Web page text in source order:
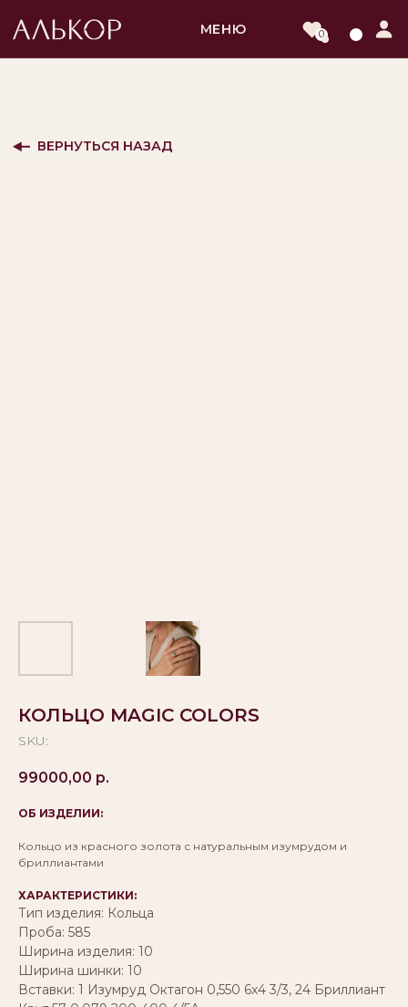
0
КОЛЬЦО MAGIC COLORS
SKU:
99000,00 р.
ОБ ИЗДЕЛИИ:
Кольцо из красного золота с натуральным изумрудом и
бриллиантами
ХАРАКТЕРИСТИКИ:
Тип изделия: Кольца
Проба: 585
Ширина изделия: 10
Ширина шинки: 10
Вставки: 1 Изумруд Октагон 0,550 6х4 3/3, 24 Бриллиант